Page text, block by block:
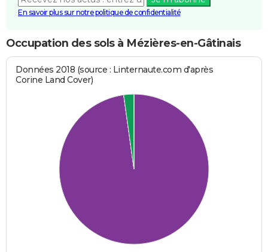
En savoir plus sur notre politique de confidentialité
Occupation des sols à Mézières-en-Gâtinais
Données 2018 (source : Linternaute.com d'après
Corine Land Cover)